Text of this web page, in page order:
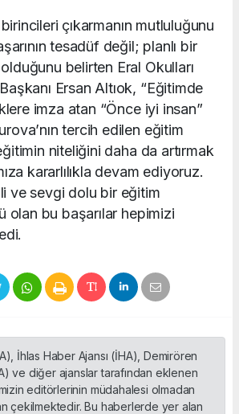
çıkarmanın mutluluğunu
tesadüf değil; planlı bir
belirten Eral Okulları
Ersan Altıok, “Eğitimde
imza atan “Önce iyi insan”
tercih edilen eğitim
niteliğini daha da artırmak
kararlılıkla devam ediyoruz.
ve sevgi dolu bir eğitim
olan bu başarılar hepimizi
İhlas Haber Ajansı (İHA), Demirören
ve diğer ajanslar tarafından eklenen
editörlerinin müdahalesi olmadan
çekilmektedir. Bu haberlerde yer alan